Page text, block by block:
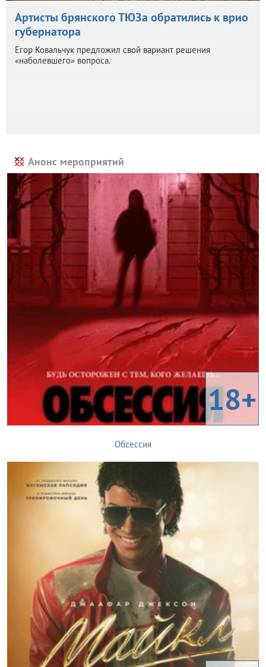
Артисты брянского ТЮЗа обратились к врио
губернатора
Егор Ковальчук предложил свой вариант решения
«наболевшего» вопроса.
Анонс мероприятий
18+
Обсессия